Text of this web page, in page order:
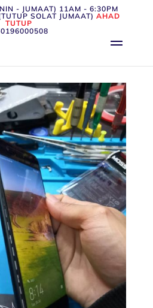
- JUMAAT) 11AM - 6:30PM
SOLAT JUMAAT) AHAD
TUTUP